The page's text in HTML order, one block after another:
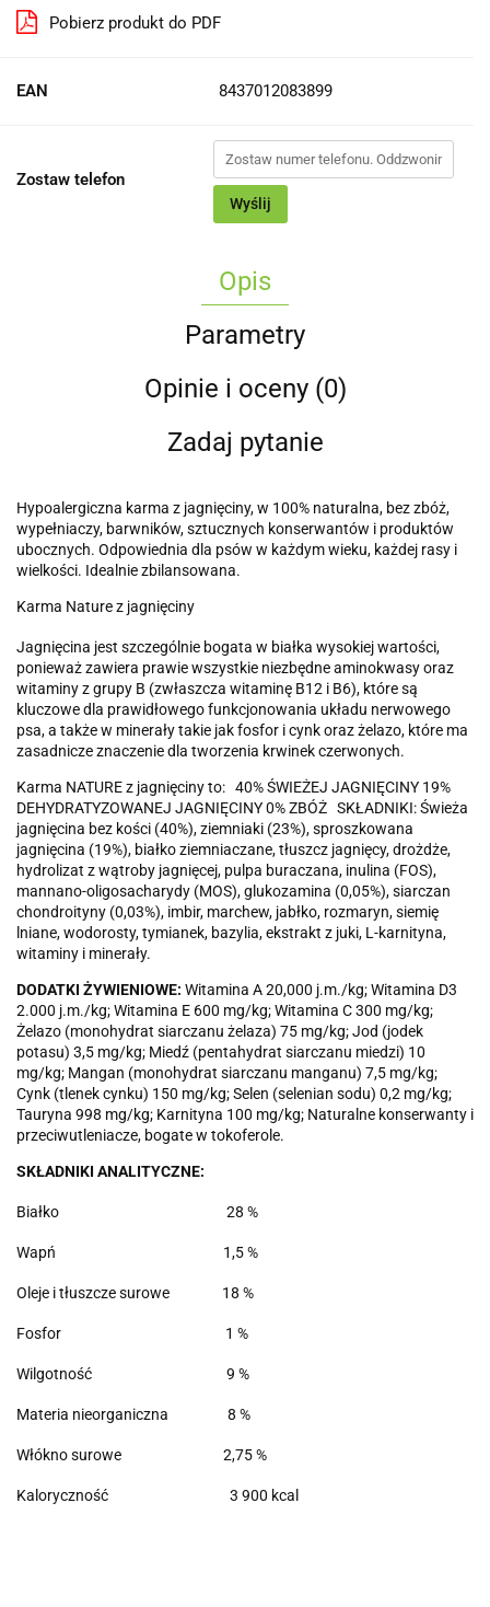
Pobierz produkt do PDF
EAN 8437012083899
Zostaw telefon
Wyślij
Opis
Parametry
Opinie i oceny (0)
Zadaj pytanie
Hypoalergiczna karma z jagnięciny, w 100% naturalna, bez zbóż,
wypełniaczy, barwników, sztucznych konserwantów i produktów
ubocznych. Odpowiednia dla psów w każdym wieku, każdej rasy i
wielkości. Idealnie zbilansowana.
Karma Nature z jagnięciny
Jagnięcina jest szczególnie bogata w białka wysokiej wartości,
ponieważ zawiera prawie wszystkie niezbędne aminokwasy oraz
witaminy z grupy B (zwłaszcza witaminę B12 i B6), które są
kluczowe dla prawidłowego funkcjonowania układu nerwowego
psa, a także w minerały takie jak fosfor i cynk oraz żelazo, które ma
zasadnicze znaczenie dla tworzenia krwinek czerwonych.
Karma NATURE z jagnięciny to: 40% ŚWIEŻEJ JAGNIĘCINY 19%
DEHYDRATYZOWANEJ JAGNIĘCINY 0% ZBÓŻ SKŁADNIKI: Świeża
jagnięcina bez kości (40%), ziemniaki (23%), sproszkowana
jagnięcina (19%), białko ziemniaczane, tłuszcz jagnięcy, drożdże,
hydrolizat z wątroby jagnięcej, pulpa buraczana, inulina (FOS),
mannano-oligosacharydy (MOS), glukozamina (0,05%), siarczan
chondroityny (0,03%), imbir, marchew, jabłko, rozmaryn, siemię
lniane, wodorosty, tymianek, bazylia, ekstrakt z juki, L-karnityna,
witaminy i minerały.
DODATKI ŻYWIENIOWE: Witamina A 20,000 j.m./kg; Witamina D3
2.000 j.m./kg; Witamina E 600 mg/kg; Witamina C 300 mg/kg;
Żelazo (monohydrat siarczanu żelaza) 75 mg/kg; Jod (jodek
potasu) 3,5 mg/kg; Miedź (pentahydrat siarczanu miedzi) 10
mg/kg; Mangan (monohydrat siarczanu manganu) 7,5 mg/kg;
Cynk (tlenek cynku) 150 mg/kg; Selen (selenian sodu) 0,2 mg/kg;
Tauryna 998 mg/kg; Karnityna 100 mg/kg; Naturalne konserwanty i
przeciwutleniacze, bogate w tokoferole.
SKŁADNIKI ANALITYCZNE:
Białko 28 %
Wapń 1,5 %
Oleje i tłuszcze surowe 18 %
Fosfor 1 %
Wilgotność 9 %
Materia nieorganiczna 8 %
Włókno surowe 2,75 %
Kaloryczność 3 900 kcal